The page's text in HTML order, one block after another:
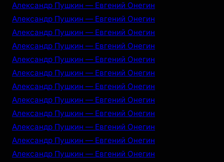
Александр Пушкин — Евгений Онегин
Александр Пушкин — Евгений Онегин
Александр Пушкин — Евгений Онегин
Александр Пушкин — Евгений Онегин
Александр Пушкин — Евгений Онегин
Александр Пушкин — Евгений Онегин
Александр Пушкин — Евгений Онегин
Александр Пушкин — Евгений Онегин
Александр Пушкин — Евгений Онегин
Александр Пушкин — Евгений Онегин
Александр Пушкин — Евгений Онегин
Александр Пушкин — Евгений Онегин